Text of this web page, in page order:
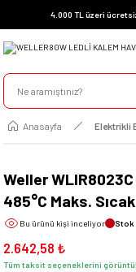
4.000 TL üzeri
Anasayfa Elektrikli
Weller
485°C Maks.
Bu ürünü kişi inceliyor Stok
2.642,58 ₺
Tüm taksit seçeneklerini